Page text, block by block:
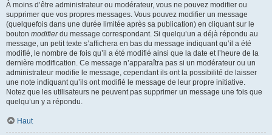
À moins d’être administrateur ou modérateur, vous ne pouvez modifier ou
supprimer que vos propres messages. Vous pouvez modifier un message
(quelquefois dans une durée limitée après sa publication) en cliquant sur le
bouton modifierdu message correspondant. Si quelqu’un a déjà répondu au
message, un petit texte s’affichera en bas du message indiquant qu’il a été
modifié, le nombre de fois qu’il a été modifié ainsi que la date et l’heure de la
dernière modification. Ce message n’apparaîtra pas si un modérateur ou un
administrateur modifie le message, cependant ils ont la possibilité de laisser
une note indiquant qu’ils ont modifié le message de leur propre initiative.
Notez que les utilisateurs ne peuvent pas supprimer un message une fois que
quelqu’un y a répondu.
Haut